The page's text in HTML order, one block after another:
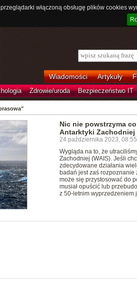
włączoną obsługę plików
Wiadomości Artykuły
Zdrowie/uroda Bezpieczeństwo IT
Nic nie powstrzyma
Antarktyki Zachodniej
24 października 2023, 08:55
Wygląda na to, że
Zachodniej (WAIS). Jeśli
zdecydowane działania
badań jest zaś
może się przystosować do
musiał opuścić lub
z 50-letnim wyprzedzeniem